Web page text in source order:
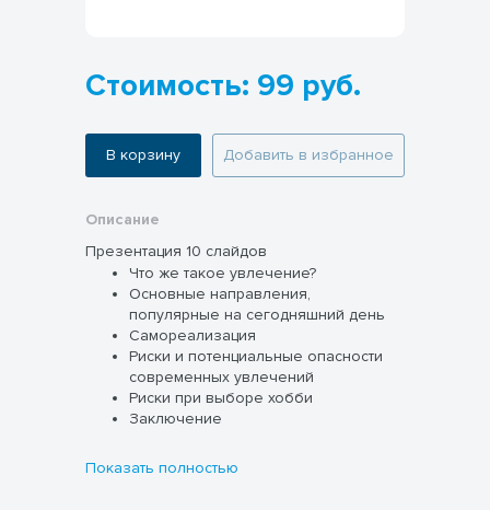
Стоимость: 99 руб.
В корзину Добавить в избранное
Описание
Презентация 10 слайдов
Что же такое увлечение?
Основные направления,
популярные на сегодняшний день
Самореализация
Риски и потенциальные опасности
современных увлечений
Риски при выборе хобби
Заключение
Показать полностью